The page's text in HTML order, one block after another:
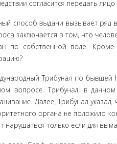
согласится передать
способ выдачи вызывает ряд
заключается в том, что
по собственной воле.
Трибунал по бывшей
вопросе. Трибунал, в
Да­лее, Трибунал
органа не положило
нарушаться только если для